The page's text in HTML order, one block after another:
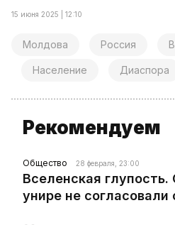
15 июня 2025 | 12:10
Молдова Россия
Население Диаспора
Рекомендуем
Общество 28 февраля, 23:00
Вселенская
унире не согласовали